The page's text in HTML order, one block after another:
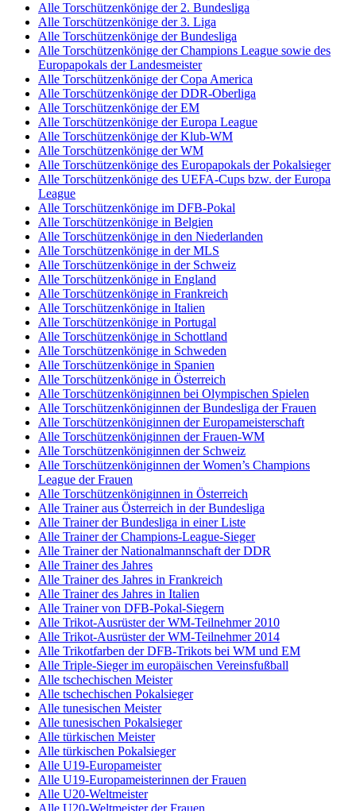
Alle Torschützenkönige der 2. Bundesliga
Alle Torschützenkönige der 3. Liga
Alle Torschützenkönige der Bundesliga
Alle Torschützenkönige der Champions League sowie des
Europapokals der Landesmeister
Alle Torschützenkönige der Copa America
Alle Torschützenkönige der DDR-Oberliga
Alle Torschützenkönige der EM
Alle Torschützenkönige der Europa League
Alle Torschützenkönige der Klub-WM
Alle Torschützenkönige der WM
Alle Torschützenkönige des Europapokals der Pokalsieger
Alle Torschützenkönige des UEFA-Cups bzw. der Europa
League
Alle Torschützenkönige im DFB-Pokal
Alle Torschützenkönige in Belgien
Alle Torschützenkönige in den Niederlanden
Alle Torschützenkönige in der MLS
Alle Torschützenkönige in der Schweiz
Alle Torschützenkönige in England
Alle Torschützenkönige in Frankreich
Alle Torschützenkönige in Italien
Alle Torschützenkönige in Portugal
Alle Torschützenkönige in Schottland
Alle Torschützenkönige in Schweden
Alle Torschützenkönige in Spanien
Alle Torschützenkönige in Österreich
Alle Torschützenköniginnen bei Olympischen Spielen
Alle Torschützenköniginnen der Bundesliga der Frauen
Alle Torschützenköniginnen der Europameisterschaft
Alle Torschützenköniginnen der Frauen-WM
Alle Torschützenköniginnen der Schweiz
Alle Torschützenköniginnen der Women’s Champions
League der Frauen
Alle Torschützenköniginnen in Österreich
Alle Trainer aus Österreich in der Bundesliga
Alle Trainer der Bundesliga in einer Liste
Alle Trainer der Champions-League-Sieger
Alle Trainer der Nationalmannschaft der DDR
Alle Trainer des Jahres
Alle Trainer des Jahres in Frankreich
Alle Trainer des Jahres in Italien
Alle Trainer von DFB-Pokal-Siegern
Alle Trikot-Ausrüster der WM-Teilnehmer 2010
Alle Trikot-Ausrüster der WM-Teilnehmer 2014
Alle Trikotfarben der DFB-Trikots bei WM und EM
Alle Triple-Sieger im europäischen Vereinsfußball
Alle tschechischen Meister
Alle tschechischen Pokalsieger
Alle tunesischen Meister
Alle tunesischen Pokalsieger
Alle türkischen Meister
Alle türkischen Pokalsieger
Alle U19-Europameister
Alle U19-Europameisterinnen der Frauen
Alle U20-Weltmeister
Alle U20-Weltmeister der Frauen